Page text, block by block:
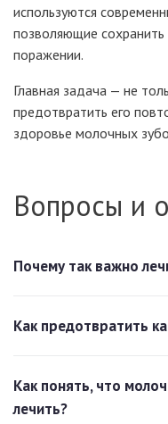
используются
позволяющие
поражении.
Главная задача — не
предотвратить его
здоровье молочных
Вопросы и
Почему так важно
Как предотвратить
Как понять, что
лечить?